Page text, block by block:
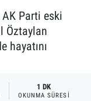
AK Parti eski
Öztaylan
hayatını
1 DK
OKUNMA SÜRESI